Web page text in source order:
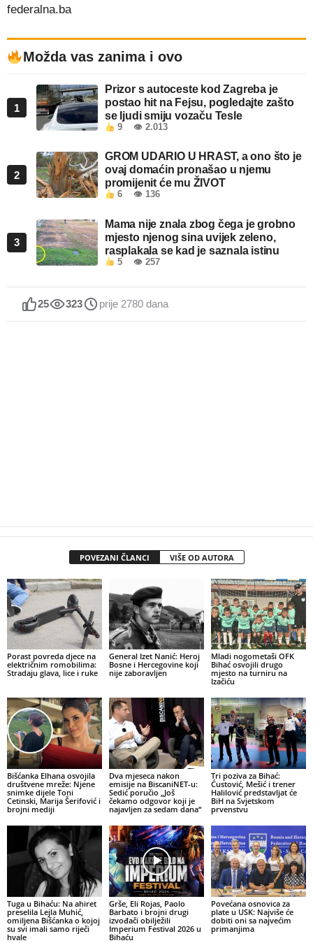
federalna.ba
Možda vas zanima i ovo
1
Prizor s autoceste kod Zagreba je
postao hit na Fejsu, pogledajte zašto
se ljudi smiju vozaču Tesle
9 👁 2.013
2
GROM UDARIO U HRAST, a ono što je
ovaj domaćin pronašao u njemu
promijenit će mu ŽIVOT
6 👁 136
3
Mama nije znala zbog čega je grobno
mjesto njenog sina uvijek zeleno,
rasplakala se kad je saznala istinu
5 👁 257
25 323 prije 2780 dana
POVEZANI ČLANCI VIŠE OD AUTORA
Porast povreda djece na
električnim romobilima:
Stradaju glava, lice i ruke
General Izet Nanić: Heroj
Bosne i Hercegovine koji
nije zaboravljen
Mladi nogometaši OFK
Bihać osvojili drugo
mjesto na turniru na
Izačiću
Bišćanka Elhana osvojila
društvene mreže: Njene
snimke dijele Toni
Cetinski, Marija Šerifović i
brojni mediji
Dva mjeseca nakon
emisije na BiscaniNET-u:
Sedić poručio „Još
čekamo odgovor koji je
najavljen za sedam dana“
Tri poziva za Bihać:
Ćustović, Mešić i trener
Halilović predstavljat će
BiH na Svjetskom
prvenstvu
Tuga u Bihaću: Na ahiret
preselila Lejla Muhić,
omiljena Bišćanka o kojoj
su svi imali samo riječi
hvale
Grše, Eli Rojas, Paolo
Barbato i brojni drugi
izvođači obilježili
Imperium Festival 2026 u
Bihaću
Povećana osnovica za
plate u USK: Najviše će
dobiti oni sa najvećim
primanjima